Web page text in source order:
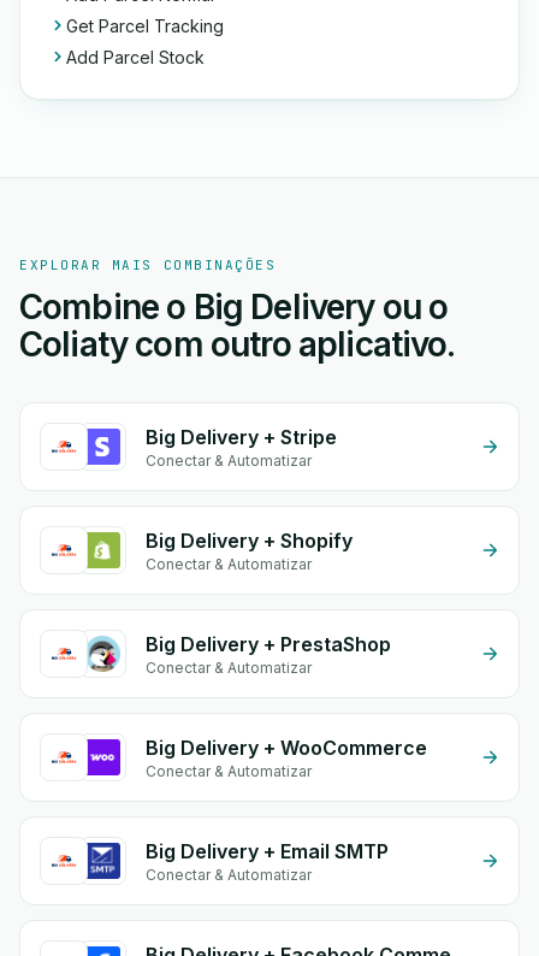
Get Parcel Tracking
Add Parcel Stock
EXPLORAR MAIS COMBINAÇÕES
Combine o Big Delivery ou o
Coliaty com outro aplicativo.
Big Delivery + Stripe
Conectar & Automatizar
Big Delivery + Shopify
Conectar & Automatizar
Big Delivery + PrestaShop
Conectar & Automatizar
Big Delivery + WooCommerce
Conectar & Automatizar
Big Delivery + Email SMTP
Conectar & Automatizar